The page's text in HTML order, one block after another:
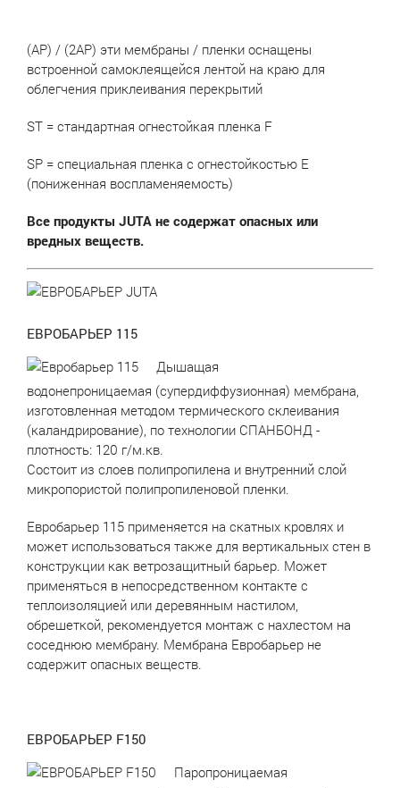
(AP) / (2AP) эти мембраны / пленки оснащены
встроенной самоклеящейся лентой на краю для
облегчения приклеивания перекрытий
ST = стандартная огнестойкая пленка F
SP = специальная пленка с огнестойкостью E
(пониженная воспламеняемость)
Все продукты JUTA не содержат опасных или
вредных веществ.
ЕВРОБАРЬЕР 115
Дышащая
водонепроницаемая (супердиффузионная) мембрана,
изготовленная методом термического склеивания
(каландрирование), по технологии СПАНБОНД -
плотность: 120 г/м.кв.
Состоит из слоев полипропилена и внутренний слой
микропористой полипропиленовой пленки.
Евробарьер 115 применяется на скатных кровлях и
может использоваться также для вертикальных стен в
конструкции как ветрозащитный барьер. Может
применяться в непосредственном контакте с
теплоизоляцией или деревянным настилом,
обрешеткой, рекомендуется монтаж с нахлестом на
соседнюю мембрану. Мембрана Евробарьер не
содержит опасных веществ.
ЕВРОБАРЬЕР F150
Паропроницаемая